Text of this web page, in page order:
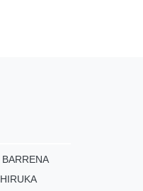
BARRENA
HIRUKA